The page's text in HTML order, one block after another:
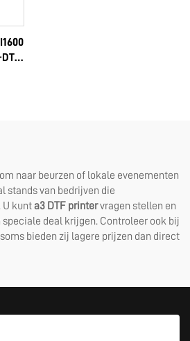
naar beurzen of lokale evenementen
stands van bedrijven die
U kunta3 DTF printervragen stellen en
deal krijgen. Controleer ook bij
bieden zij lagere prijzen dan direct